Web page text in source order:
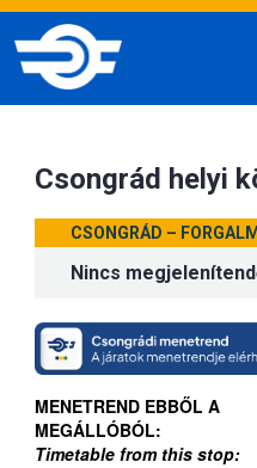
Csongrád helyi
CSONGRÁD –
Nincs
MENETREND EBBŐL A
MEGÁLLÓBÓL:
Timetable from this stop: